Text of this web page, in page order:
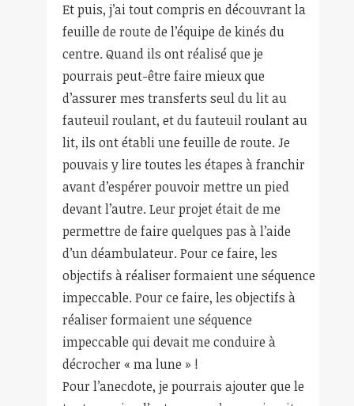
Et puis, j’ai tout compris en découvrant la
feuille de route de l’équipe de kinés du
centre. Quand ils ont réalisé que je
pourrais peut-être faire mieux que
d’assurer mes transferts seul du lit au
fauteuil roulant, et du fauteuil roulant au
lit, ils ont établi une feuille de route. Je
pouvais y lire toutes les étapes à franchir
avant d’espérer pouvoir mettre un pied
devant l’autre. Leur projet était de me
permettre de faire quelques pas à l’aide
d’un déambulateur. Pour ce faire, les
objectifs à réaliser formaient une séquence
impeccable. Pour ce faire, les objectifs à
réaliser formaient une séquence
impeccable qui devait me conduire à
décrocher « ma lune » !
Pour l’anecdote, je pourrais ajouter que le